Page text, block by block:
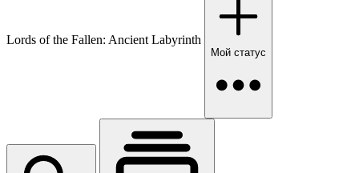
Lords of the Fallen: Ancient Labyrinth
Мой статус